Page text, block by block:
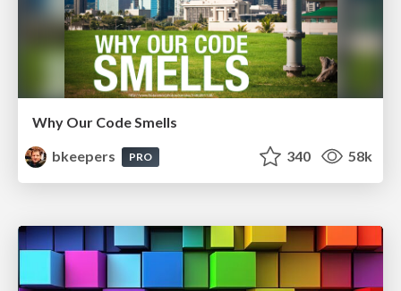
Why Our Code Smells
bkeepers
PRO 340 58k